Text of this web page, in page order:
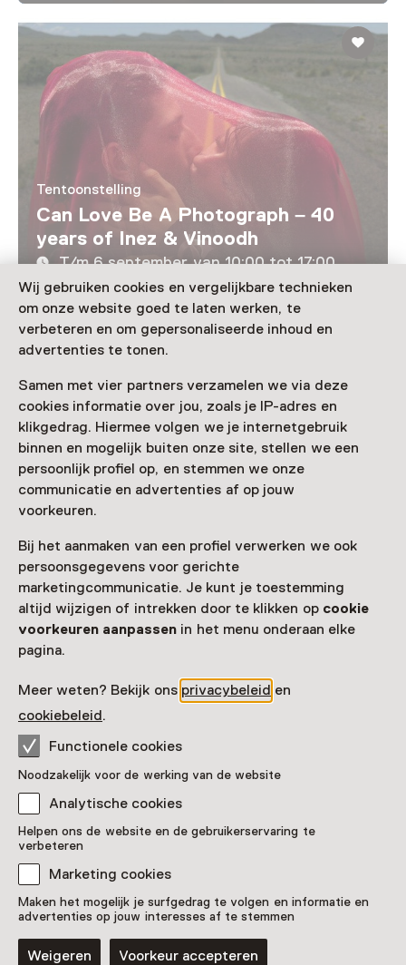
Wij gebruiken cookies en vergelijkbare technieken
om onze website goed te laten werken, te
verbeteren en om gepersonaliseerde inhoud en
advertenties te tonen.
Samen met vier partners verzamelen we via deze
cookies informatie over jou, zoals je IP-adres en
klikgedrag. Hiermee volgen we je internetgebruik
binnen en mogelijk buiten onze site, stellen we een
persoonlijk profiel op, en stemmen we onze
communicatie en advertenties af op jouw
voorkeuren.
Bij het aanmaken van een profiel verwerken we ook
persoonsgegevens voor gerichte
marketingcommunicatie. Je kunt je toestemming
altijd wijzigen of intrekken door te klikken op cookie
voorkeuren aanpassen in het menu onderaan elke
pagina.
Meer weten? Bekijk ons privacybeleid en
cookiebeleid.
Functionele cookies
Noodzakelijk voor de werking van de website
Analytische cookies
Helpen ons de website en de gebruikerservaring te
verbeteren
Marketing cookies
Maken het mogelijk je surfgedrag te volgen en informatie en
advertenties op jouw interesses af te stemmen
Weigeren Voorkeur accepteren
Tentoonstelling
Can Love Be A Photograph – 40
years of Inez & Vinoodh
T/m 6 september van 10:00 tot 17:00
Laad meer
Nog meer ontdekken
'Foundland'
Pronkstuk